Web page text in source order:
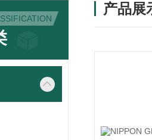
产品展